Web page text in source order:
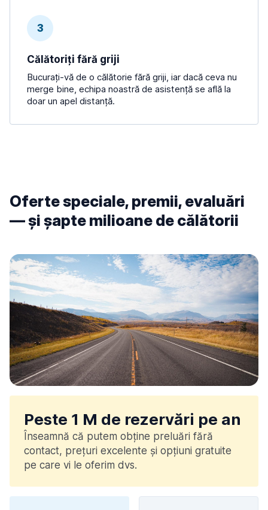
3
Călătoriți fără griji
Bucurați-vă de o călătorie fără griji, iar dacă ceva nu
merge bine, echipa noastră de asistență se află la
doar un apel distanță.
Oferte speciale, premii, evaluări
— și șapte milioane de călătorii
Peste 1 M de rezervări pe an
Înseamnă că putem obține preluări fără
contact, prețuri excelente și opțiuni gratuite
pe care vi le oferim dvs.